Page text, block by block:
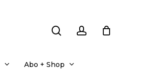
Abo + Shop